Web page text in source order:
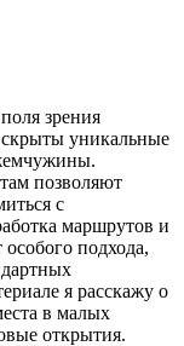
зрения
уникальные
позволяют
с
маршрутов и
подхода,
я расскажу о
в малых
открытия.